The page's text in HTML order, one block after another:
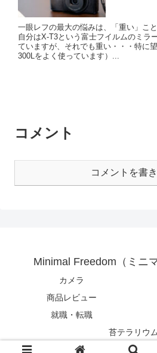
一眼レフの最大の悩みは、「重い」こ
自分はX-T3という富士フイルムのミラ
ていますが、それでも重い・・・特に
300Lをよく使っています）...
コメント
コメントを書
Minimal Freedom（ミニ
カメラ
商品レビュー
就職・転職
苔テラリウム